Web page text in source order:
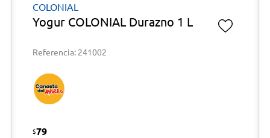
COLONIAL
Yogur COLONIAL Durazno 1 L
Referencia: 241002
$79